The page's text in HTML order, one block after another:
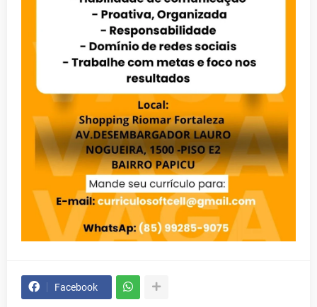
Facebook